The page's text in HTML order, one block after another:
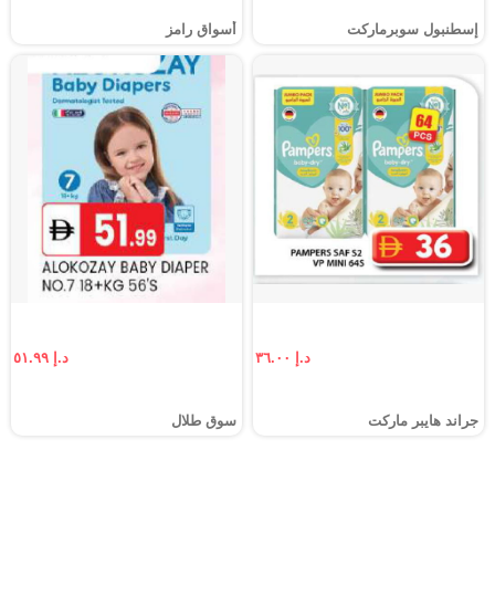
إسطنبول سوبرماركت أسواق رامز
د.إ ٣٦.٠٠
جراند هايبر ماركت
د.إ ٥١.٩٩
سوق طلال